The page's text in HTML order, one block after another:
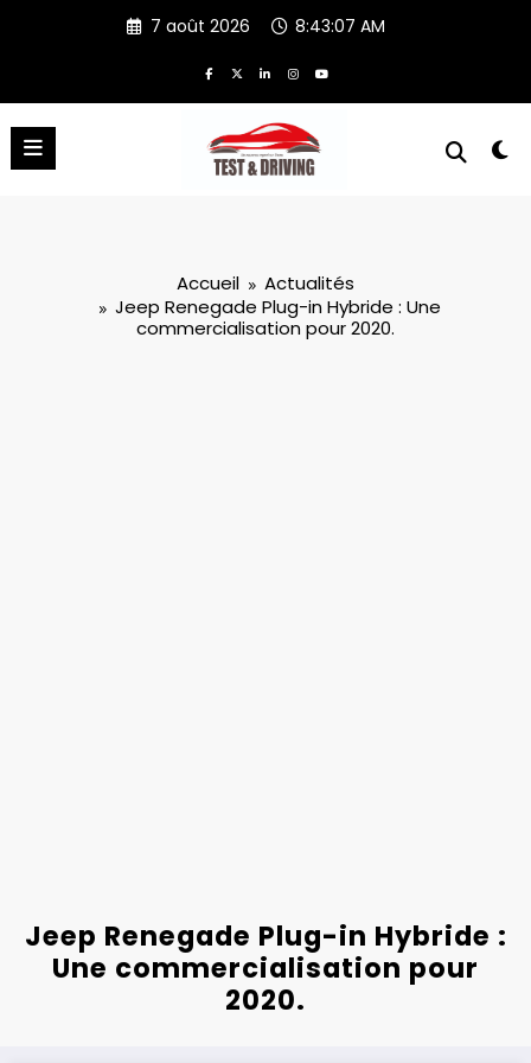
7 août 2026 8:43:07 AM
Accueil
Actualités
Jeep Renegade Plug-in Hybride : Une
commercialisation pour 2020.
Jeep Renegade Plug-in Hybride :
Une commercialisation pour
2020.